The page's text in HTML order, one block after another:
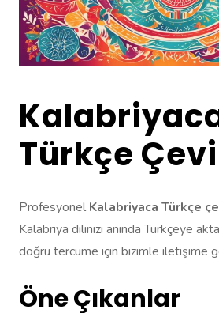
Türkçe
Profesyonel Kalabriyaca Türkçe
Kalabriya dilinizi anında Türkçeye
doğru tercüme için bizimle iletişime
Öne Çıkanlar